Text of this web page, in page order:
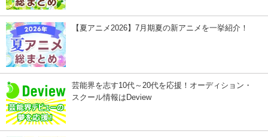
【夏アニメ2026】7月期夏の新アニメを一挙紹介！
芸能界を志す10代～20代を応援！オーディション・
スクール情報はDeview